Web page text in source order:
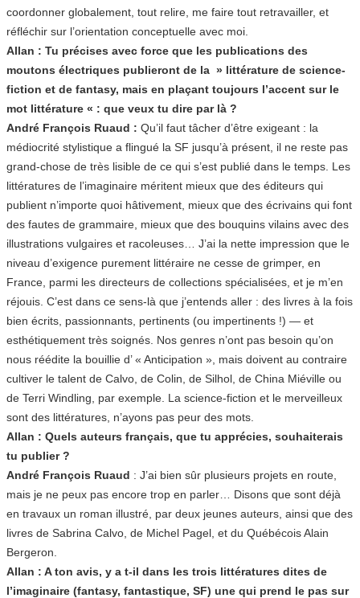
coordonner globalement, tout relire, me faire tout retravailler, et
réfléchir sur l’orientation conceptuelle avec moi.
Allan : Tu précises avec force que les publications des
moutons électriques publieront de la » littérature de science-
fiction et de fantasy, mais en plaçant toujours l’accent sur le
mot littérature « : que veux tu dire par là ?
André François Ruaud : Qu’il faut tâcher d’être exigeant : la
médiocrité stylistique a flingué la SF jusqu’à présent, il ne reste pas
grand-chose de très lisible de ce qui s’est publié dans le temps. Les
littératures de l’imaginaire méritent mieux que des éditeurs qui
publient n’importe quoi hâtivement, mieux que des écrivains qui font
des fautes de grammaire, mieux que des bouquins vilains avec des
illustrations vulgaires et racoleuses… J’ai la nette impression que le
niveau d’exigence purement littéraire ne cesse de grimper, en
France, parmi les directeurs de collections spécialisées, et je m’en
réjouis. C’est dans ce sens-là que j’entends aller : des livres à la fois
bien écrits, passionnants, pertinents (ou impertinents !) — et
esthétiquement très soignés. Nos genres n’ont pas besoin qu’on
nous réédite la bouillie d’ « Anticipation », mais doivent au contraire
cultiver le talent de Calvo, de Colin, de Silhol, de China Miéville ou
de Terri Windling, par exemple. La science-fiction et le merveilleux
sont des littératures, n’ayons pas peur des mots.
Allan : Quels auteurs français, que tu apprécies, souhaiterais
tu publier ?
André François Ruaud : J’ai bien sûr plusieurs projets en route,
mais je ne peux pas encore trop en parler… Disons que sont déjà
en travaux un roman illustré, par deux jeunes auteurs, ainsi que des
livres de Sabrina Calvo, de Michel Pagel, et du Québécois Alain
Bergeron.
Allan : A ton avis, y a t-il dans les trois littératures dites de
l’imaginaire (fantasy, fantastique, SF) une qui prend le pas sur